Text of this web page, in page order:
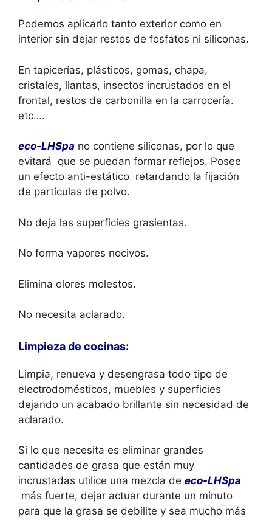
Podemos aplicarlo tanto exterior como en
interior sin dejar restos de fosfatos ni siliconas.
En tapicerías, plásticos, gomas, chapa,
cristales, llantas, insectos incrustados en el
frontal, restos de carbonilla en la carrocería.
etc….
eco-LHSpa no contiene siliconas, por lo que
evitará que se puedan formar reflejos. Posee
un efecto anti-estático retardando la fijación
de partículas de polvo.
No deja las superficies grasientas.
No forma vapores nocivos.
Elimina olores molestos.
No necesita aclarado.
Limpieza de cocinas:
Limpia, renueva y desengrasa todo tipo de
electrodomésticos, muebles y superficies
dejando un acabado brillante sin necesidad de
aclarado.
Si lo que necesita es eliminar grandes
cantidades de grasa que están muy
incrustadas utilice una mezcla de eco-LHSpa
más fuerte, dejar actuar durante un minuto
para que la grasa se debilite y sea mucho más